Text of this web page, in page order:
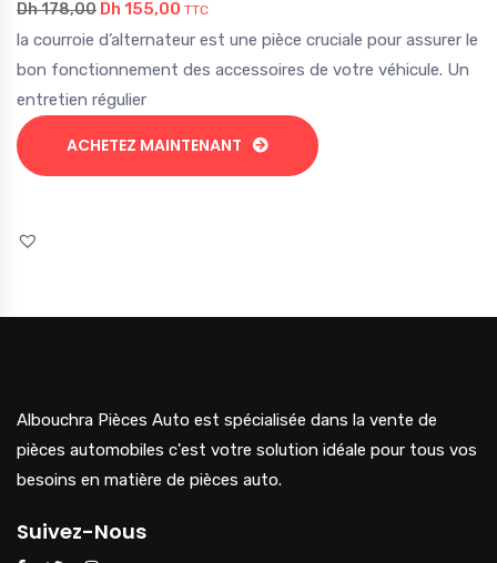
Dh178,00 Dh 155,00 TTC
la courroie d’alternateur est une pièce cruciale pour assurer le
bon fonctionnement des accessoires de votre véhicule. Un
entretien régulier
ACHETEZ MAINTENANT
Albouchra Pièces Auto est spécialisée dans la vente de
pièces automobiles c'est votre solution idéale pour tous vos
besoins en matière de pièces auto.
Suivez-Nous